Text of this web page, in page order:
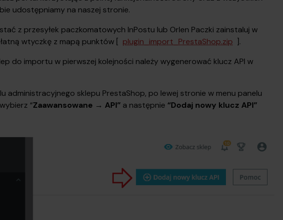
udostępniamy na naszej stronie.
z przesyłek paczkomatowych InPostu lub Orlen Paczki zainstaluj w
wtyczkę z mapą punktów [ plugin_import_PrestaShop.zip ].
do importu w pierwszej kolejności należy wygenerować klucz API w
administracyjnego sklepu PrestaShop, po lewej stronie w menu panelu
“Zaawansowane → API” a następnie “Dodaj nowy klucz API”